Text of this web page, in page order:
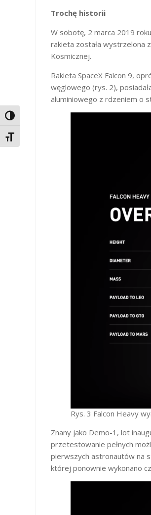
Toggle High Contrast
Toggle Font size
Trochę historii
W sobotę, 2 marca 2019
rakieta została wystrzelona
Kosmicznej.
Rakieta SpaceX Falcon 9,
węglowego (rys. 2),
aluminiowego z rdzeniem o
Rys. 3 Falcon Heavy
Znany jako Demo-1, lot
przetestowanie pełnych
pierwszych astronautów na
której ponownie wykonano